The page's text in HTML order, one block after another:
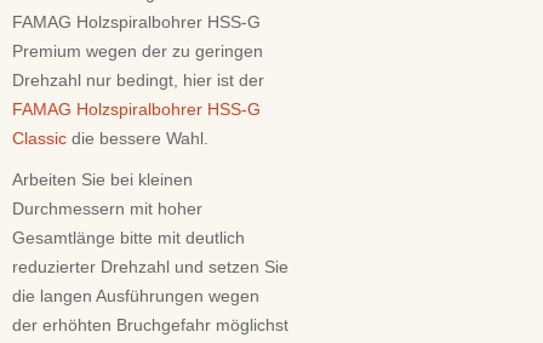
FAMAG Holzspiralbohrer HSS-G
Premium wegen der zu geringen
Drehzahl nur bedingt, hier ist der
FAMAG Holzspiralbohrer HSS-G
Classic die bessere Wahl.
Arbeiten Sie bei kleinen
Durchmessern mit hoher
Gesamtlänge bitte mit deutlich
reduzierter Drehzahl und setzen Sie
die langen Ausführungen wegen
der erhöhten Bruchgefahr möglichst